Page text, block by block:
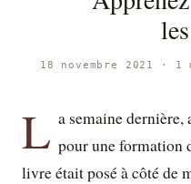
18 novembre 2021 ·
L a semaine dernière,
pour une formation
livre était posé à côté de